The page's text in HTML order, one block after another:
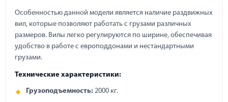
Особенностью данной модели является наличие раздвижных
вил, которые позволяют работать с грузами различных
размеров. Вилы легко регулируются по ширине, обеспечивая
удобство в работе с европоддонами и нестандартными
грузами.
Технические характеристики:
Грузоподъемность: 2000 кг.